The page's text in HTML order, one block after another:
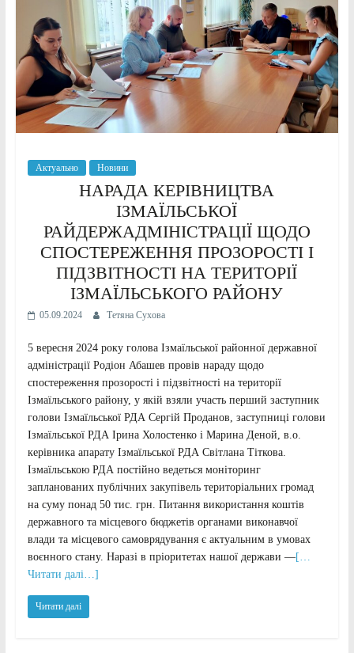
Актуально Новини
НАРАДА КЕРІВНИЦТВА
ІЗМАЇЛЬСЬКОЇ
РАЙДЕРЖАДМІНІСТРАЦІЇ ЩОДО
СПОСТЕРЕЖЕННЯ ПРОЗОРОСТІ І
ПІДЗВІТНОСТІ НА ТЕРИТОРІЇ
ІЗМАЇЛЬСЬКОГО РАЙОНУ
05.09.2024 Тетяна Сухова
5 вересня 2024 року голова Ізмаїльської районної державної
адміністрації Родіон Абашев провів нараду щодо
спостереження прозорості і підзвітності на території
Ізмаїльського району, у якій взяли участь перший заступник
голови Ізмаїльської РДА Сергій Проданов, заступниці голови
Ізмаїльської РДА Ірина Холостенко і Марина Деной, в.о.
керівника апарату Ізмаїльської РДА Світлана Тіткова.
Ізмаїльською РДА постійно ведеться моніторинг
запланованих публічних закупівель територіальних громад
на суму понад 50 тис. грн. Питання використання коштів
державного та місцевого бюджетів органами виконавчої
влади та місцевого самоврядування є актуальним в умовах
воєнного стану. Наразі в пріоритетах нашої держави —[…
Читати далі…]
Читати далі